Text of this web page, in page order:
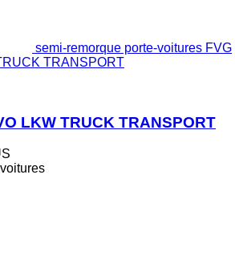
semi-remorque porte-voitures FVG
TRANSPORT
LKW TRUCK TRANSPORT